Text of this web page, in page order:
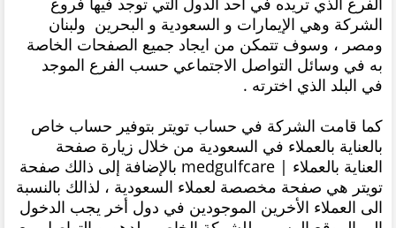
الشركة وهي الإيمارات و السعودية و البحرين ولبنان
ومصر ، وسوف تتمكن من ايجاد جميع الصفحات الخاصة
به في وسائل التواصل الاجتماعي حسب الفرع الموجد
في البلد الذي اخترته .
كما قامت الشركة في حساب تويتر بتوفير حساب خاص
بالعناية بالعملاء في السعودية من خلال زيارة صفحة
العناية بالعملاء | medgulfcare بالإضافة إلى ذالك صفحة
تويتر هي صفحة مخصصة لعملاء السعودية ، لذالك بالنسبة
الى العملاء الأخرين الموجودين في دول أخر يجب الدخول